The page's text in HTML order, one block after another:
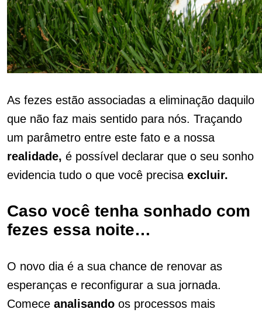
As fezes estão associadas a eliminação daquilo
que não faz mais sentido para nós. Traçando
um parâmetro entre este fato e a nossa
realidade, é possível declarar que o seu sonho
evidencia tudo o que você precisa excluir.
Caso você tenha sonhado com
fezes essa noite…
O novo dia é a sua chance de renovar as
esperanças e reconfigurar a sua jornada.
Comece analisando os processos mais